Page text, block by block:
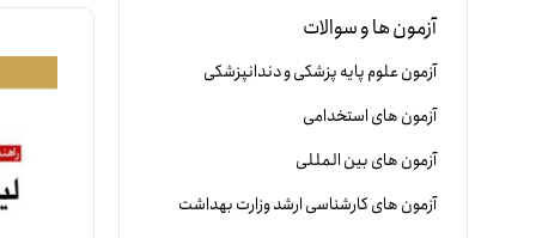
آزمون ها و سوالات
آزمون علوم پایه پزشکی و دندانپزشکی
آزمون های استخدامی
آزمون های بین المللی
آزمون های کارشناسی ارشد وزارت بهداشت